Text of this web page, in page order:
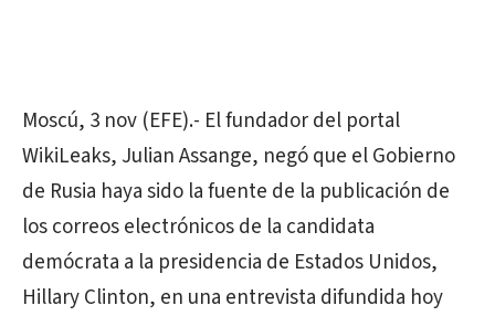
Moscú, 3 nov (EFE).- El fundador del portal
WikiLeaks, Julian Assange, negó que el Gobierno
de Rusia haya sido la fuente de la publicación de
los correos electrónicos de la candidata
demócrata a la presidencia de Estados Unidos,
Hillary Clinton, en una entrevista difundida hoy